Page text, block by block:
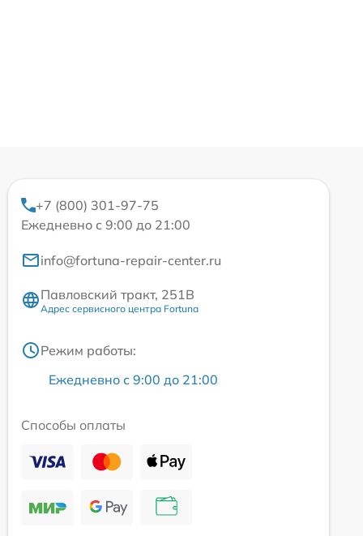
+7 (800) 301-97-75
Ежедневно с 9:00 до 21:00
info@fortuna-repair-center.ru
Павловский тракт, 251В
Адрес сервисного центра Fortuna
Режим работы:
Ежедневно с 9:00 до 21:00
Способы оплаты